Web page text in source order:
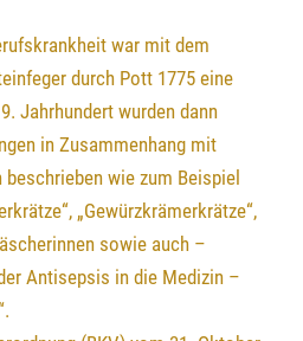
war mit dem
durch Pott 1775 eine
Jahrhundert wurden dann
in Zusammenhang mit
wie zum Beispiel
„Gewürzkrämerkrätze“,
sowie auch –
Antisepsis in die Medizin –